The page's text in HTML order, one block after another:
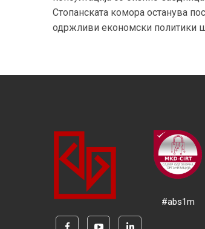
Стопанската комора останува
одржливи економски политики
#abs1m